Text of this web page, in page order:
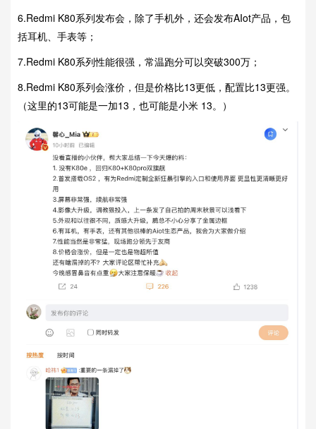
6.Redmi K80系列发布会，除了手机外，还会发布AIot产品，包
括耳机、手表等；
7.Redmi K80系列性能很强，常温跑分可以突破300万；
8.Redmi K80系列会涨价，但是价格比13更低，配置比13更强。
（这里的13可能是一加13，也可能是小米 13。）